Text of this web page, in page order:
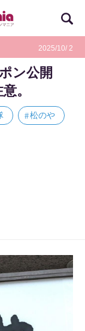
2025/10/ 2
ン公開
。
松のや